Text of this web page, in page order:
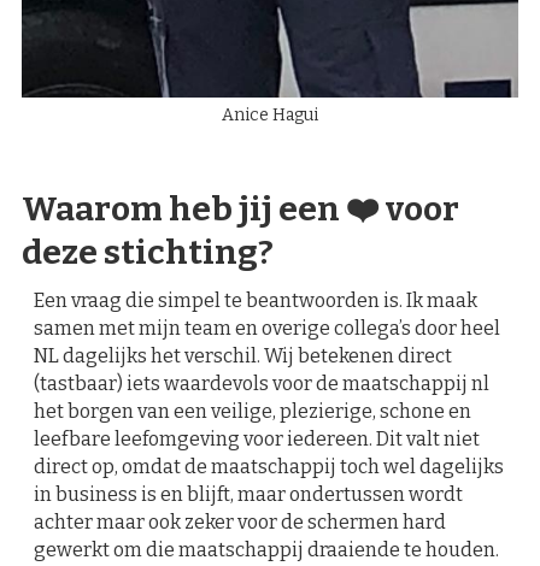
Anice Hagui
Waarom heb jij een ❤️ voor
deze stichting?
Een vraag die simpel te beantwoorden is. Ik maak
samen met mijn team en overige collega’s door heel
NL dagelijks het verschil. Wij betekenen direct
(tastbaar) iets waardevols voor de maatschappij nl
het borgen van een veilige, plezierige, schone en
leefbare leefomgeving voor iedereen. Dit valt niet
direct op, omdat de maatschappij toch wel dagelijks
in business is en blijft, maar ondertussen wordt
achter maar ook zeker voor de schermen hard
gewerkt om die maatschappij draaiende te houden.